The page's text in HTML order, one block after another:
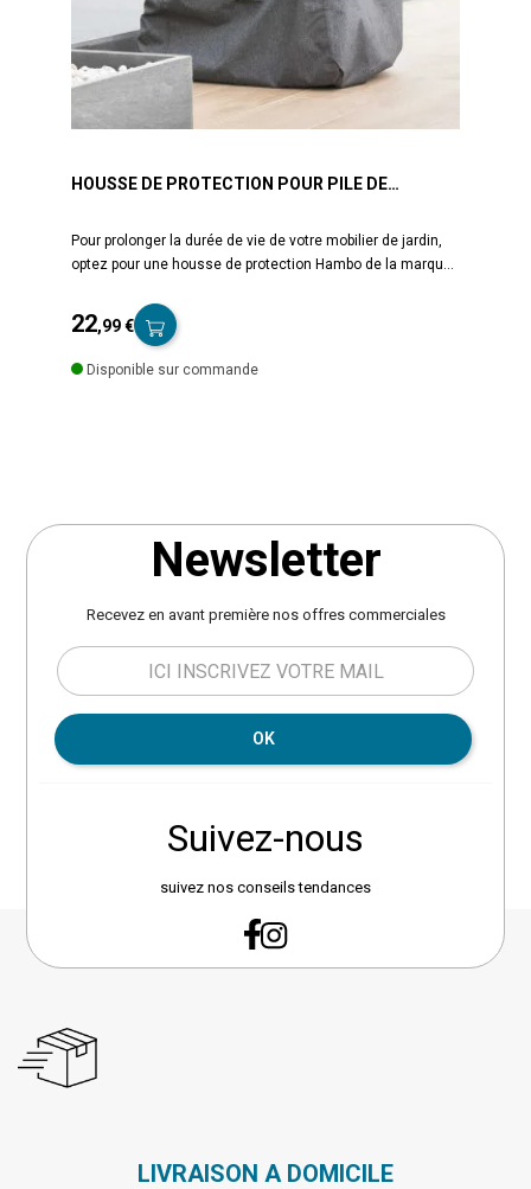
HOUSSE DE PROTECTION POUR PILE DE
Pour prolonger la durée de vie de votre mobilier de jardin,
optez pour une housse de protection Hambo de la marque
mieux vos chaises empilées. Le tissu est traité déperlant,
il permet à l'eau de glisser sans pénétrer la matière. La
housse dispose d'un cordon de serrage pour un meilleur
maintien ainsi qu'un système d'aération. Fourni avec un
22,99 €
Disponible sur commande
Newsletter
Recevez en avant première nos offres commerciales
OK
Suivez-nous
suivez nos conseils tendances
LIVRAISON A DOMICILE